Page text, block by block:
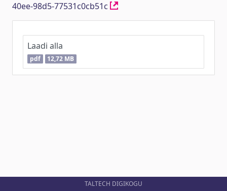
40ee-98d5-77531c0cb51c
Laadi alla
pdf 12,72 MB
TALTECH DIGIKOGU